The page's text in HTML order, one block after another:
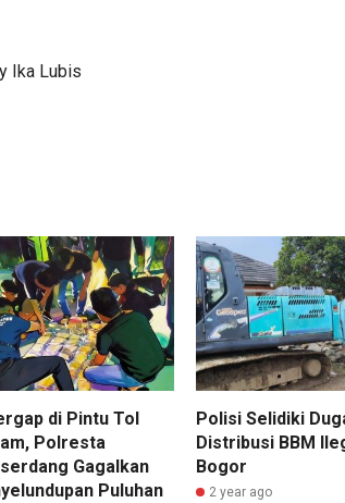
Ika Lubis
di Pintu Tol
Polresta
Gagalkan
Puluhan
Polisi Selidiki
Distribusi BBM
Bogor
2 year ago